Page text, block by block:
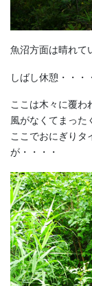
魚沼方面は晴れて
しばし休憩・・・
ここは木々に覆わ
風がなくてまった
ここでおにぎりタ
が・・・・